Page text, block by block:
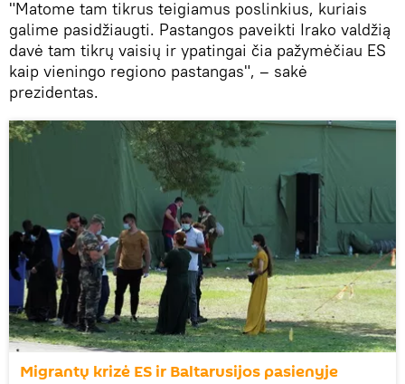
"Matome tam tikrus teigiamus poslinkius, kuriais
galime pasidžiaugti. Pastangos paveikti Irako valdžią
davė tam tikrų vaisių ir ypatingai čia pažymėčiau ES
kaip vieningo regiono pastangas", – sakė
prezidentas.
Migrantų krizė ES ir Baltarusijos pasienyje